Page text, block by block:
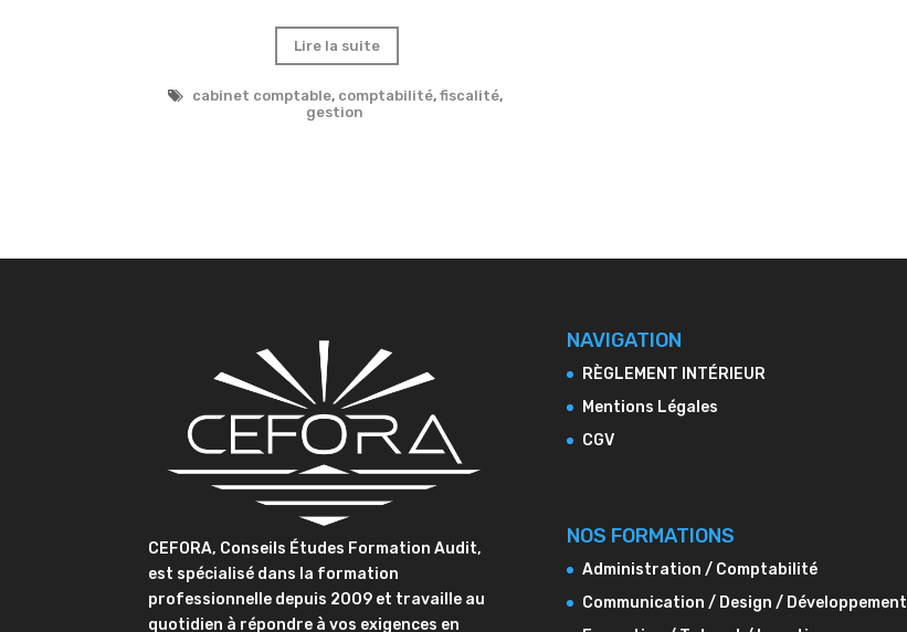
Lire la suite
cabinet comptable, comptabilité, fiscalité,
gestion
CEFORA, Conseils Études Formation Audit,
est spécialisé dans la formation
professionnelle depuis 2009 et travaille au
quotidien à répondre à vos exigences en
NAVIGATION
RÈGLEMENT INTÉRIEUR
Mentions Légales
CGV
NOS FORMATIONS
Administration / Comptabilité
Communication / Design / Développement